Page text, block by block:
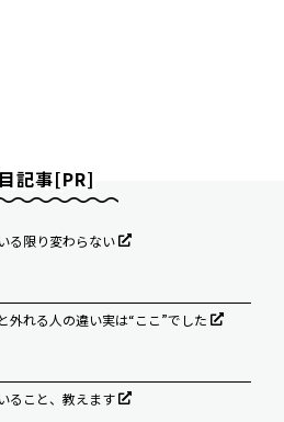
記事[PR]
る限り変わらない
外れる人の違い実は“ここ”でした
ること、教えます